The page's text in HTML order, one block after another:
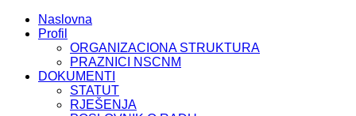
Naslovna
Profil
ORGANIZACIONA STRUKTURA
PRAZNICI NSCNM
DOKUMENTI
STATUT
RJEŠENJA